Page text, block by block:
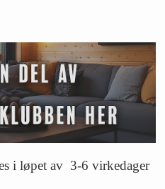
i løpet av 3-6 virkedager